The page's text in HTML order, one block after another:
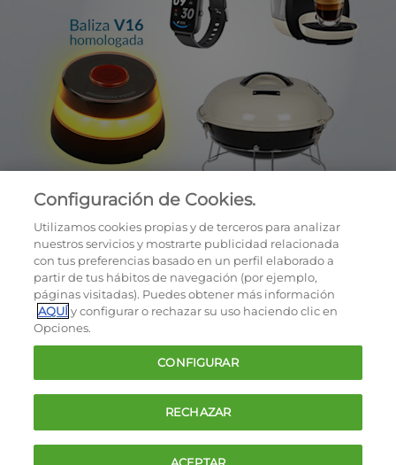
Cookies
Política de privacidad
Términos y condiciones de la oferta
Contacto
FAQ
Configuración de Cookies.
Utilizamos cookies propias y de terceros para analizar
nuestros servicios y mostrarte publicidad relacionada
con tus preferencias basado en un perfil elaborado a
partir de tus hábitos de navegación (por ejemplo,
páginas visitadas). Puedes obtener más información
AQUÍy configurar o rechazar su uso haciendo clic en
Opciones.
CONFIGURAR
RECHAZAR